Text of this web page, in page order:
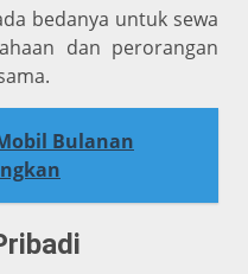
bedanya untuk sewa
dan perorangan
Bulanan